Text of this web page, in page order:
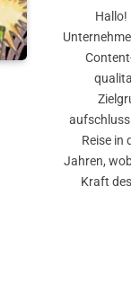
Hallo!
Reise in
Jahren,
Kraft